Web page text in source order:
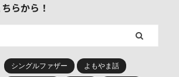
らから！
シングルファザー よもやま話